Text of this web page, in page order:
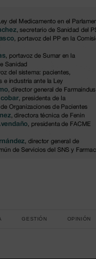
GESTIÓN OPINIÓN